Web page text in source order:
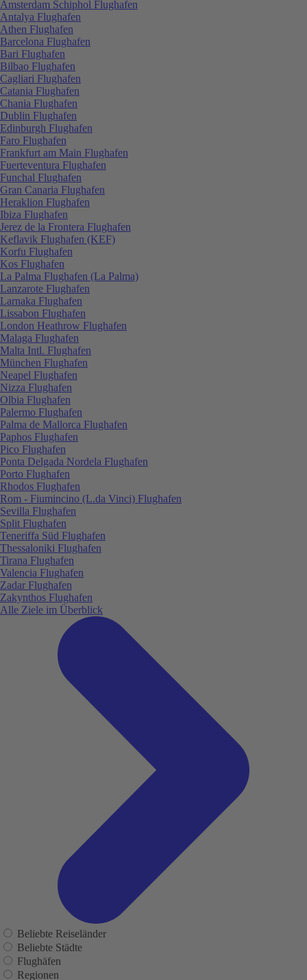
Amsterdam Schiphol Flughafen
Antalya Flughafen
Athen Flughafen
Barcelona Flughafen
Bari Flughafen
Bilbao Flughafen
Cagliari Flughafen
Catania Flughafen
Chania Flughafen
Dublin Flughafen
Edinburgh Flughafen
Faro Flughafen
Frankfurt am Main Flughafen
Fuerteventura Flughafen
Funchal Flughafen
Gran Canaria Flughafen
Heraklion Flughafen
Ibiza Flughafen
Jerez de la Frontera Flughafen
Keflavik Flughafen (KEF)
Korfu Flughafen
Kos Flughafen
La Palma Flughafen (La Palma)
Lanzarote Flughafen
Larnaka Flughafen
Lissabon Flughafen
London Heathrow Flughafen
Malaga Flughafen
Malta Intl. Flughafen
München Flughafen
Neapel Flughafen
Nizza Flughafen
Olbia Flughafen
Palermo Flughafen
Palma de Mallorca Flughafen
Paphos Flughafen
Pico Flughafen
Ponta Delgada Nordela Flughafen
Porto Flughafen
Rhodos Flughafen
Rom - Fiumincino (L.da Vinci) Flughafen
Sevilla Flughafen
Split Flughafen
Teneriffa Süd Flughafen
Thessaloniki Flughafen
Tirana Flughafen
Valencia Flughafen
Zadar Flughafen
Zakynthos Flughafen
Alle Ziele im Überblick
Beliebte Reiseländer
Beliebte Städte
Flughäfen
Regionen